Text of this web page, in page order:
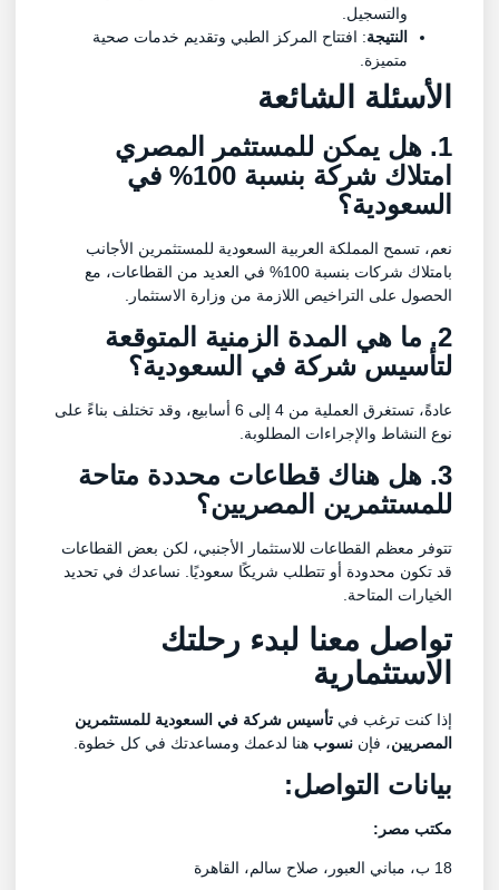
والتسجيل.
النتيجة: افتتاح المركز الطبي وتقديم خدمات صحية
متميزة.
الأسئلة الشائعة
1. هل يمكن للمستثمر المصري
امتلاك شركة بنسبة 100% في
السعودية؟
نعم، تسمح المملكة العربية السعودية للمستثمرين الأجانب
بامتلاك شركات بنسبة 100% في العديد من القطاعات، مع
الحصول على التراخيص اللازمة من وزارة الاستثمار.
2. ما هي المدة الزمنية المتوقعة
لتأسيس شركة في السعودية؟
عادةً، تستغرق العملية من 4 إلى 6 أسابيع، وقد تختلف بناءً على
نوع النشاط والإجراءات المطلوبة.
3. هل هناك قطاعات محددة متاحة
للمستثمرين المصريين؟
تتوفر معظم القطاعات للاستثمار الأجنبي، لكن بعض القطاعات
قد تكون محدودة أو تتطلب شريكًا سعوديًا. نساعدك في تحديد
الخيارات المتاحة.
تواصل معنا لبدء رحلتك
الاستثمارية
إذا كنت ترغب في تأسيس شركة في السعودية للمستثمرين
المصريين، فإننسوبهنا لدعمك ومساعدتك في كل خطوة.
بيانات التواصل:
مكتب مصر:
18 ب، مباني العبور، صلاح سالم، القاهرة